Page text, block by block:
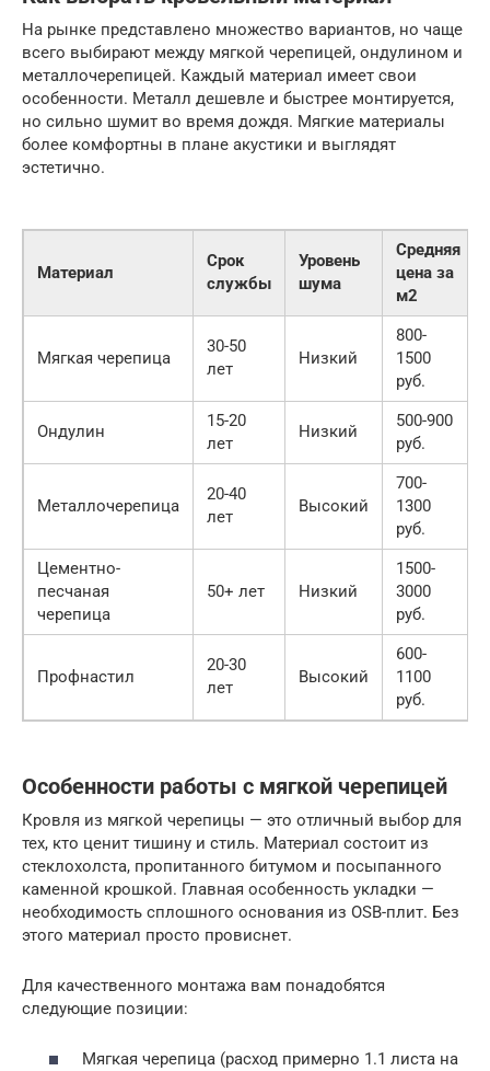
На рынке представлено множество вариантов, но чаще
всего выбирают между мягкой черепицей, ондулином и
металлочерепицей. Каждый материал имеет свои
особенности. Металл дешевле и быстрее монтируется,
но сильно шумит во время дождя. Мягкие материалы
более комфортны в плане акустики и выглядят
эстетично.
Материал
Срок
службы
Уровень
шума
Средняя
цена за
м2
Мягкая черепица
30-50
лет
Низкий
800-
1500
руб.
Ондулин
15-20
лет
Низкий
500-900
руб.
Металлочерепица
20-40
лет
Высокий
700-
1300
руб.
Цементно-
песчаная
черепица
50+ лет Низкий
1500-
3000
руб.
Профнастил
20-30
лет
Высокий
600-
1100
руб.
Особенности работы с мягкой черепицей
Кровля из мягкой черепицы — это отличный выбор для
тех, кто ценит тишину и стиль. Материал состоит из
стеклохолста, пропитанного битумом и посыпанного
каменной крошкой. Главная особенность укладки —
необходимость сплошного основания из OSB-плит. Без
этого материал просто провиснет.
Для качественного монтажа вам понадобятся
следующие позиции:
Мягкая черепица (расход примерно 1.1 листа на